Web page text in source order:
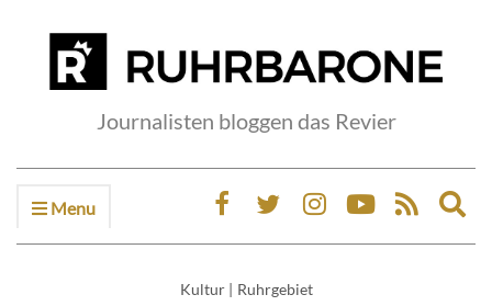
Journalisten bloggen das Revier
Menu
Kultur | Ruhrgebiet